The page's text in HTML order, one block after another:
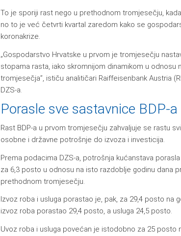
To je sporiji rast nego u prethodnom tromjesečju,
no to je već četvrti kvartal zaredom kako se
koronakrize.
„Gospodarstvo Hrvatske u prvom je tromjesečju
stopama rasta, iako skromnijom dinamikom u odnosu
tromjesečja”, ističu analitičari Raiffeisenbank Austria
DZS-a.
Porasle sve sastavnice BDP-a
Rast BDP-a u prvom tromjesečju zahvaljuje se rastu
osobne i državne potrošnje do izvoza i investicija.
Prema podacima DZS-a, potrošnja kućanstava
za 6,3 posto u odnosu na isto razdoblje godinu dana
prethodnom tromjesečju.
Izvoz roba i usluga porastao je, pak, za 29,4 posto na
izvoz roba porastao 29,4 posto, a usluga 24,5 posto.
Uvoz roba i usluga povećan je istodobno za 25 posto